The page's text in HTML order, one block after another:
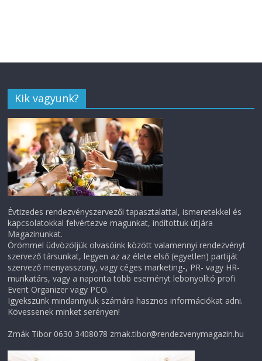
Kik vagyunk?
Évtizedes rendezvényszervezői tapasztalattal, ismeretekkel és
kapcsolatokkal felvértezve magunkat, indítottuk útjára
Magazinunkat.
Örömmel üdvözöljük olvasóink között valamennyi rendezvényt
szervező társunkat, legyen az az élete első (egyetlen) partiját
szervező menyasszony, vagy céges marketing-, PR- vagy HR-
munkatárs, vagy a naponta több eseményt lebonyolító profi
Event Organizer vagy PCO.
Igyekszünk mindannyiuk számára hasznos információkat adni.
Kövessenek minket serényen!
Zmák Tibor 0630 3408078 zmak.tibor@rendezvenymagazin.hu